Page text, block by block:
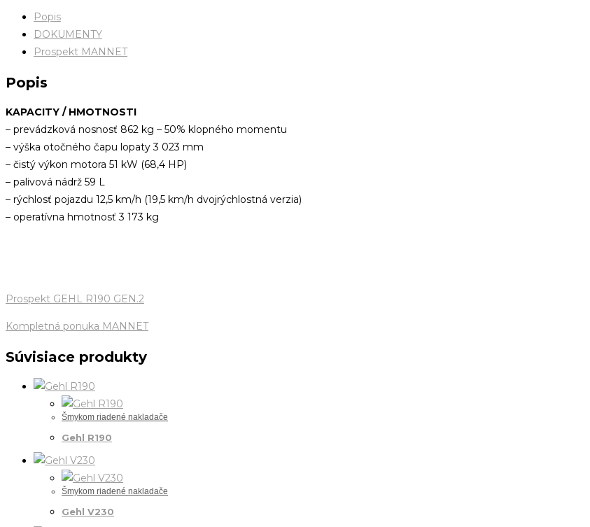
Popis
DOKUMENTY
Prospekt MANNET
Popis
KAPACITY / HMOTNOSTI
– prevádzková nosnosť 862 kg – 50% klopného momentu
– výška otočného čapu lopaty 3 023 mm
– čistý výkon motora 51 kW (68,4 HP)
– palivová nádrž 59 L
– rýchlosť pojazdu 12,5 km/h (19,5 km/h dvojrýchlostná verzia)
– operatívna hmotnosť 3 173 kg
Prospekt GEHL R190 GEN.2
Kompletná ponuka MANNET
Súvisiace produkty
Šmykom riadené nakladače
Gehl R190
Šmykom riadené nakladače
Gehl V230